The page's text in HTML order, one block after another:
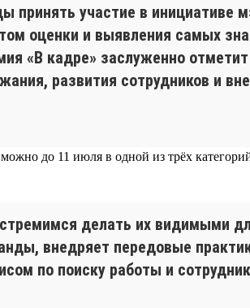
участие в инициативе
оценки и выявления самых
«В кадре» заслуженно
развития сотрудников и
до 11 июля в одной из трёх
делать их видимыми
внедряет передовые
по поиску работы и